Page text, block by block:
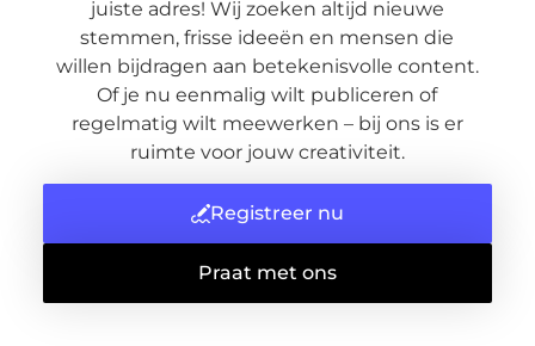
juiste adres! Wij zoeken altijd nieuwe
stemmen, frisse ideeën en mensen die
willen bijdragen aan betekenisvolle content.
Of je nu eenmalig wilt publiceren of
regelmatig wilt meewerken – bij ons is er
ruimte voor jouw creativiteit.
Registreer nu
Praat met ons